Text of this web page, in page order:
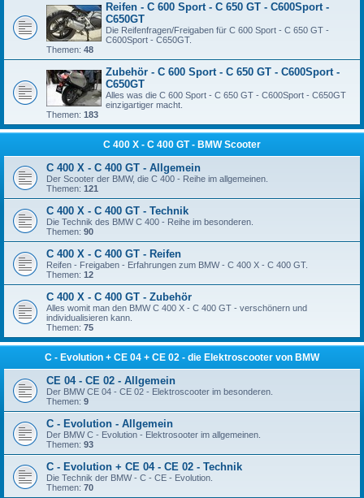
Reifen - C 600 Sport - C 650 GT - C600Sport -
C650GT
Die Reifenfragen/Freigaben für C 600 Sport - C 650 GT -
C600Sport - C650GT.
Themen: 48
Zubehör - C 600 Sport - C 650 GT - C600Sport -
C650GT
Alles was die C 600 Sport - C 650 GT - C600Sport - C650GT
einzigartiger macht.
Themen: 183
C 400 X - C 400 GT - BMW Scooter
C 400 X - C 400 GT - Allgemein
Der Scooter der BMW, die C 400 - Reihe im allgemeinen.
Themen: 121
C 400 X - C 400 GT - Technik
Die Technik des BMW C 400 - Reihe im besonderen.
Themen: 90
C 400 X - C 400 GT - Reifen
Reifen - Freigaben - Erfahrungen zum BMW - C 400 X - C 400 GT.
Themen: 12
C 400 X - C 400 GT - Zubehör
Alles womit man den BMW C 400 X - C 400 GT - verschönern und
individualisieren kann.
Themen: 75
C - Evolution + CE 04 + CE 02 - die Elektroscooter von BMW
CE 04 - CE 02 - Allgemein
Der BMW CE 04 - CE 02 - Elektroscooter im besonderen.
Themen: 9
C - Evolution - Allgemein
Der BMW C - Evolution - Elektrosooter im allgemeinen.
Themen: 93
C - Evolution + CE 04 - CE 02 - Technik
Die Technik der BMW - C - CE - Evolution.
Themen: 70